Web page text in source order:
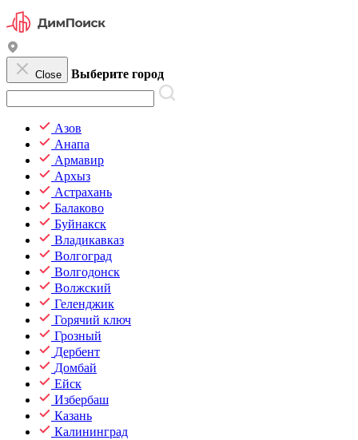
Close Выберите город
Азов
Анапа
Армавир
Архыз
Астрахань
Балаково
Буйнакск
Владикавказ
Волгоград
Волгодонск
Волжский
Геленджик
Горячий ключ
Грозный
Дербент
Домбай
Ейск
Избербаш
Казань
Калининград